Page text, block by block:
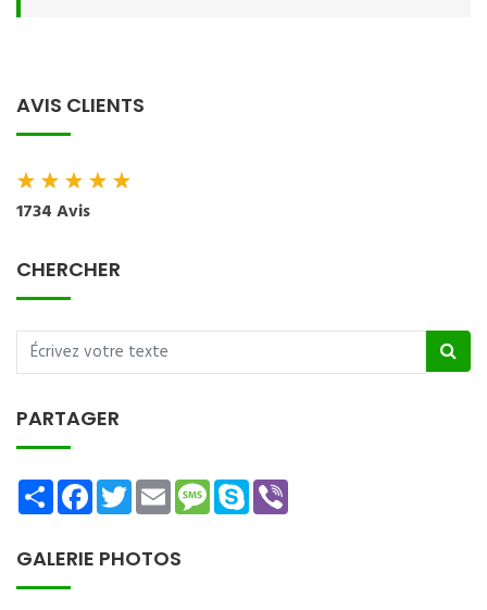
AVIS CLIENTS
★★★★★
1734 Avis
CHERCHER
PARTAGER
ShareFacebookTwitterEmailMessage
Skype
GALERIE PHOTOS